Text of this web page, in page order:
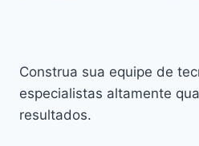
Construa sua equipe de
especialistas altamente
resultados.